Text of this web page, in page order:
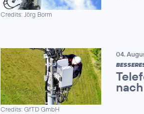
Credits: Jörg Borm
Credits: GfTD GmbH
04.